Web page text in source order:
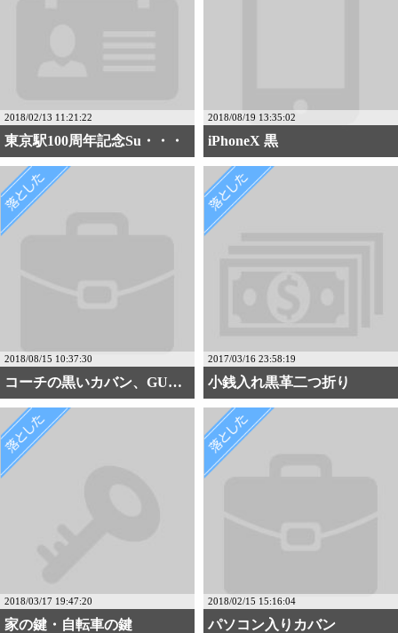
2018/02/13 11:21:22
東京駅100周年記念Su・・・
2018/08/19 13:35:02
iPhoneX 黒
2018/08/15 10:37:30
コーチの黒いカバン、GU・・・
2017/03/16 23:58:19
小銭入れ黒革二つ折り
2018/03/17 19:47:20
家の鍵・自転車の鍵
2018/02/15 15:16:04
パソコン入りカバン